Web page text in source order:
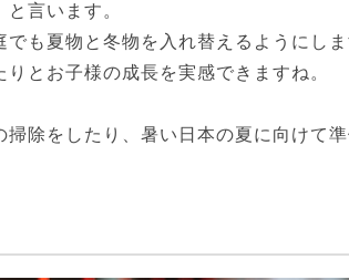
言います。
も夏物と冬物を入れ替えるようにしま
とお子様の成長を実感できますね。
除をしたり、暑い日本の夏に向けて準